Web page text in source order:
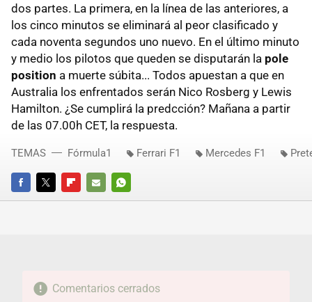
dos partes. La primera, en la línea de las anteriores, a
los cinco minutos se eliminará al peor clasificado y
cada noventa segundos uno nuevo. En el último minuto
y medio los pilotos que queden se disputarán la pole
position a muerte súbita... Todos apuestan a que en
Australia los enfrentados serán Nico Rosberg y Lewis
Hamilton. ¿Se cumplirá la predcción? Mañana a partir
de las 07.00h CET, la respuesta.
FACEBOOKTWITTERFLIPBOARD
E-
WHATSAPP
TEMAS Fórmula1 Ferrari F1 Mercedes F1
Comentarios cerrados